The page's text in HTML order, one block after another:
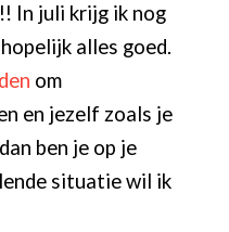
In juli krijg ik nog
alles goed.
om
en jezelf zoals je
ben je op je
situatie wil ik